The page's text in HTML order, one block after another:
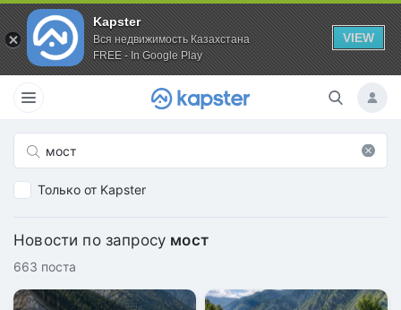
Kapster
Вся недвижимость Казахстана
FREE - In Google Play
VIEW
Только от Kapster
Новости по запросу мост
663 поста